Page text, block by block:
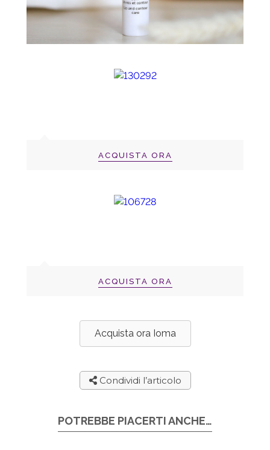
ACQUISTA ORA
ACQUISTA ORA
Acquista ora Ioma
Condividi l’articolo
POTREBBE PIACERTI ANCHE…